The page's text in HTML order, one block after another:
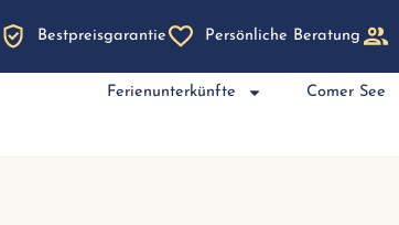
Bestpreisgarantie Persönliche Beratung
Ferienunterkünfte Comer See